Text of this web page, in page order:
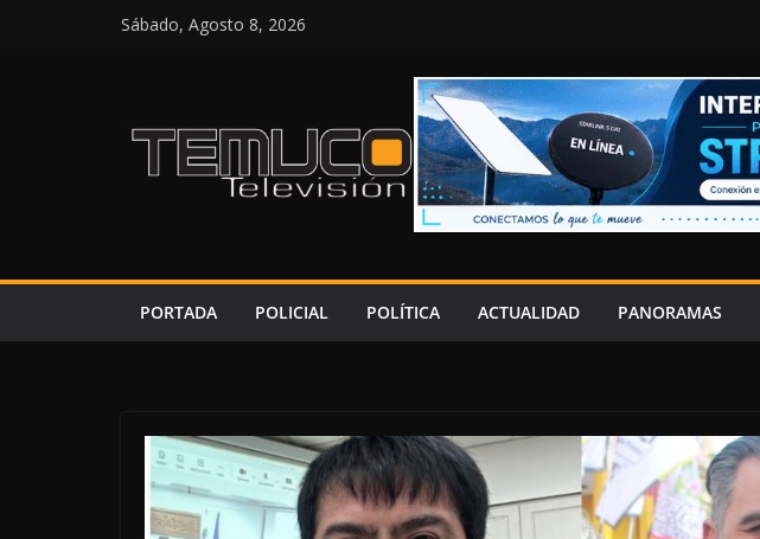
Sábado, Agosto 8, 2026
PORTADA POLICIAL POLÍTICA ACTUALIDAD PANORAMAS